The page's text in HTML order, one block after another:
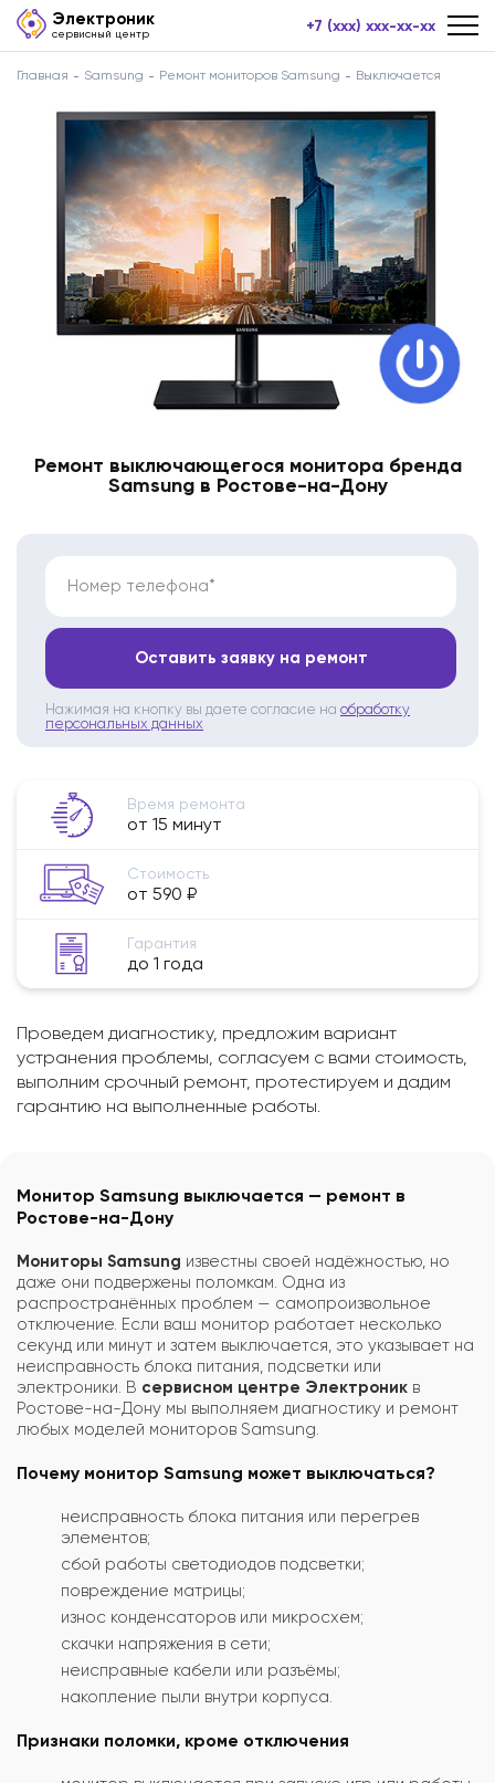
Электроник
сервисный центр +7 (xxx) xxx-xx-xx
Главная Samsung Ремонт мониторов Samsung Выключается
Ремонт выключающегося монитора бренда
Samsung в Ростове-на-Дону
Номер телефона*
Оставить заявку на ремонт
Нажимая на кнопку вы даете согласие на обработку
персональных данных
Время ремонта
от 15 минут
Стоимость
от 590 ₽
Гарантия
до 1 года
Проведем диагностику, предложим вариант
устранения проблемы, согласуем с вами стоимость,
выполним срочный ремонт, протестируем и дадим
гарантию на выполненные работы.
Монитор Samsung выключается — ремонт в
Ростове-на-Дону
Мониторы Samsung известны своей надёжностью, но
даже они подвержены поломкам. Одна из
распространённых проблем — самопроизвольное
отключение. Если ваш монитор работает несколько
секунд или минут и затем выключается, это указывает на
неисправность блока питания, подсветки или
электроники. В сервисном центре Электроник в
Ростове-на-Дону мы выполняем диагностику и ремонт
любых моделей мониторов Samsung.
Почему монитор Samsung может выключаться?
неисправность блока питания или перегрев
элементов;
сбой работы светодиодов подсветки;
повреждение матрицы;
износ конденсаторов или микросхем;
скачки напряжения в сети;
неисправные кабели или разъёмы;
накопление пыли внутри корпуса.
Признаки поломки, кроме отключения